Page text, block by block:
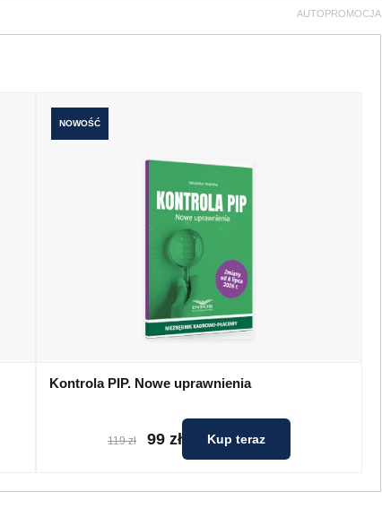
AUTOPROMOCJA
NOWOŚĆ
Kontrola PIP. Nowe uprawnienia
119 zł 99 zł Kup teraz